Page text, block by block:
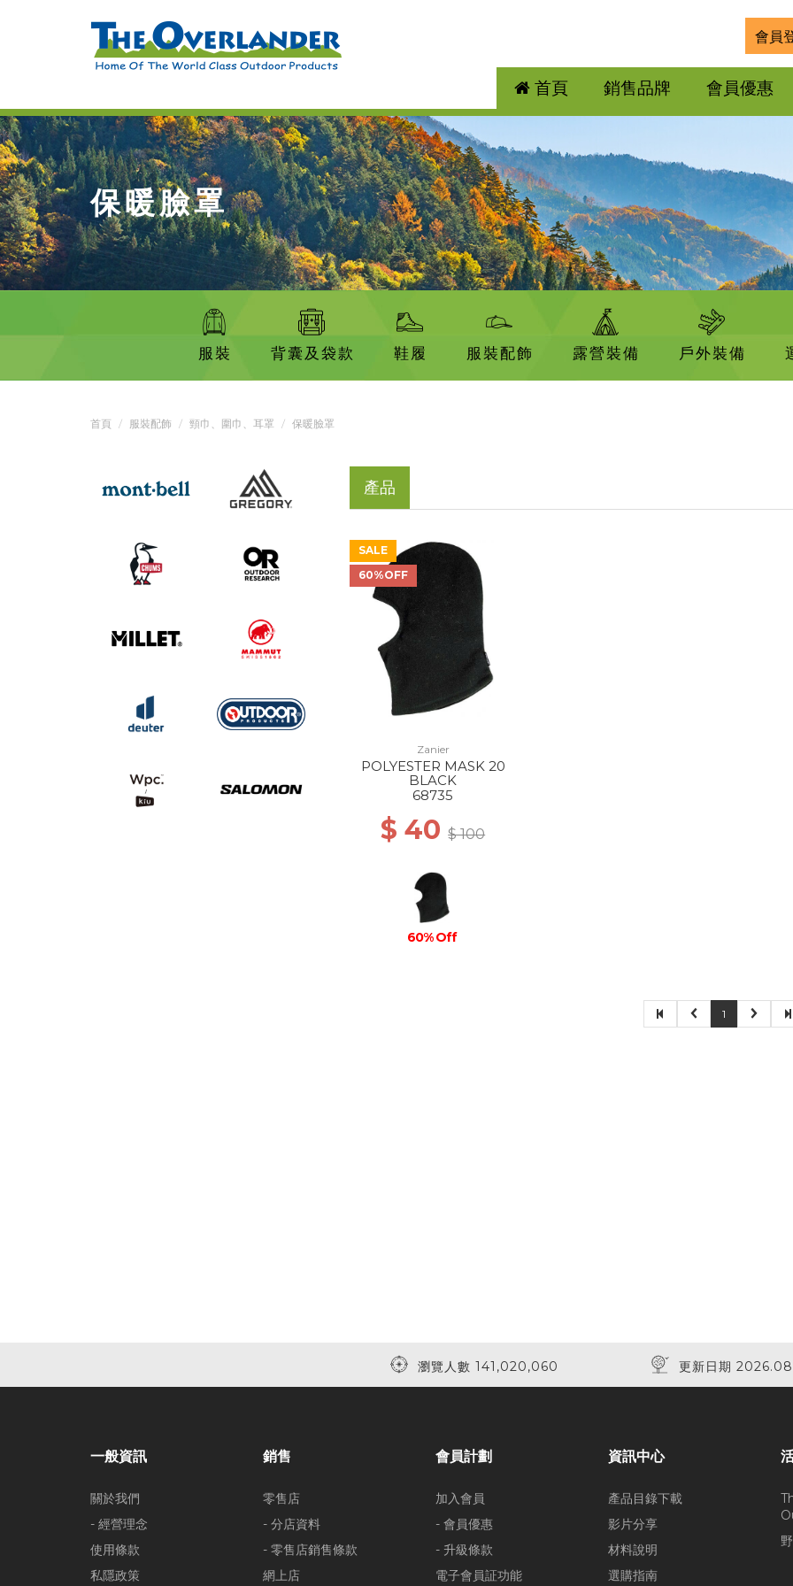
會員
首頁 銷售品牌 會員優惠
保暖臉罩
服裝 背囊及袋款 鞋履 服裝配飾 露營裝備 戶外裝備
首頁 服裝配飾 頸巾、圍巾、耳罩 保暖臉罩
產品
SALE
60%OFF
Zanier
POLYESTER MASK 20
BLACK
68735
$ 40$ 100
60% Off
1
瀏覽人數 141,020,060 更新日期
一般資訊
關於我們
- 經營理念
使用條款
私隱政策
銷售
零售店
- 分店資料
- 零售店銷售條款
網上店
會員計劃
加入會員
- 會員優惠
- 升級條款
電子會員証功能
資訊中心
產品目錄下載
影片分享
材料說明
選購指南